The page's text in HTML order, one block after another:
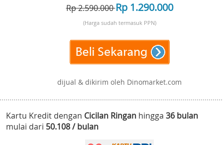
Rp 2.590.000Rp 1.290.000
(Harga sudah termasuk PPN)
dijual & dikirim oleh Dinomarket.com
Kartu Kredit dengan Cicilan Ringan hingga 36 bulan
mulai dari 50.108 / bulan